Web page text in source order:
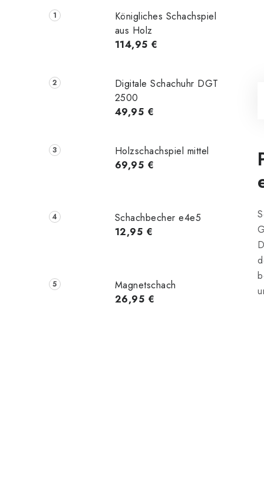
Königliches Schachspiel
aus Holz
114,95 €
Digitale Schachuhr DGT
2500
49,95 €
Holzschachspiel mittel
69,95 €
Schachbecher e4e5
12,95 €
Magnetschach
26,95 €